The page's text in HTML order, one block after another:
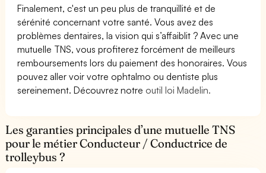
Finalement, c'est un peu plus de tranquillité et de
sérénité concernant votre santé. Vous avez des
problèmes dentaires, la vision qui s’affaiblit ? Avec une
mutuelle TNS, vous profiterez forcément de meilleurs
remboursements lors du paiement des honoraires. Vous
pouvez aller voir votre ophtalmo ou dentiste plus
sereinement. Découvrez notre outil loi Madelin.
Les garanties principales d’une mutuelle TNS
pour le métier Conducteur / Conductrice de
trolleybus ?